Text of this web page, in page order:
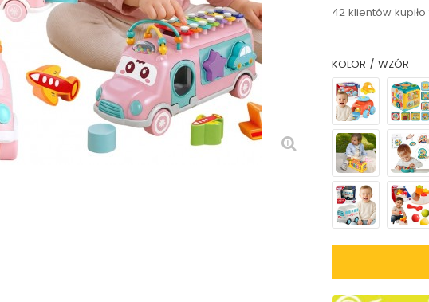
42 klientów
KOLOR / WZÓR